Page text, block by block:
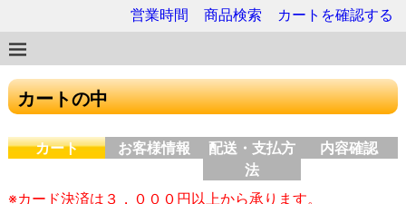
営業時間 商品検索 カートを確認する
カートの中
カート お客様情報
配送・支払方
法
内容確認
※カード決済は３，０００円以上から承ります。